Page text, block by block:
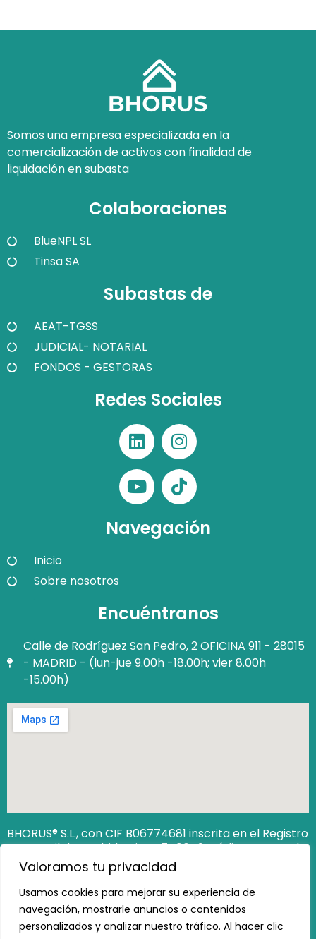
Valoramos tu privacidad
Usamos cookies para mejorar su experiencia de
navegación, mostrarle anuncios o contenidos
personalizados y analizar nuestro tráfico. Al hacer clic
Somos una empresa especializada en la
comercialización de activos con finalidad de
liquidación en subasta
Colaboraciones
BlueNPL SL
Tinsa SA
Subastas de
AEAT-TGSS
JUDICIAL- NOTARIAL
FONDOS - GESTORAS
Redes Sociales
Navegación
Inicio
Sobre nosotros
Encuéntranos
Calle de Rodríguez San Pedro, 2 OFICINA 911 - 28015
- MADRID - (lun-jue 9.00h -18.00h; vier 8.00h
-15.00h)
BHORUS® S.L., con CIF B06774681 inscrita en el Registro
Mercantil de Madrid Hoja M‐740649. Código Seguro de
Verificación (CSV): 12806538162473100
https://www.registradores.org/csv